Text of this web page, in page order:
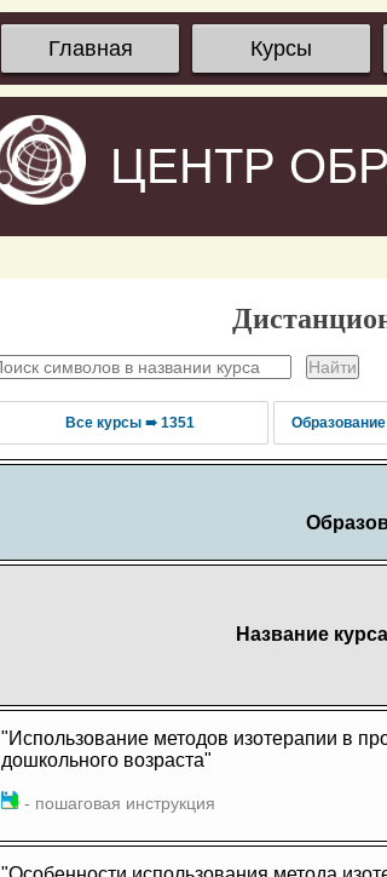
Главная Курсы
ЦЕНТР
Все курсы ➠ 1351
Название курса
"Использование методов изотерапии в
дошкольного возраста"
- пошаговая инструкция